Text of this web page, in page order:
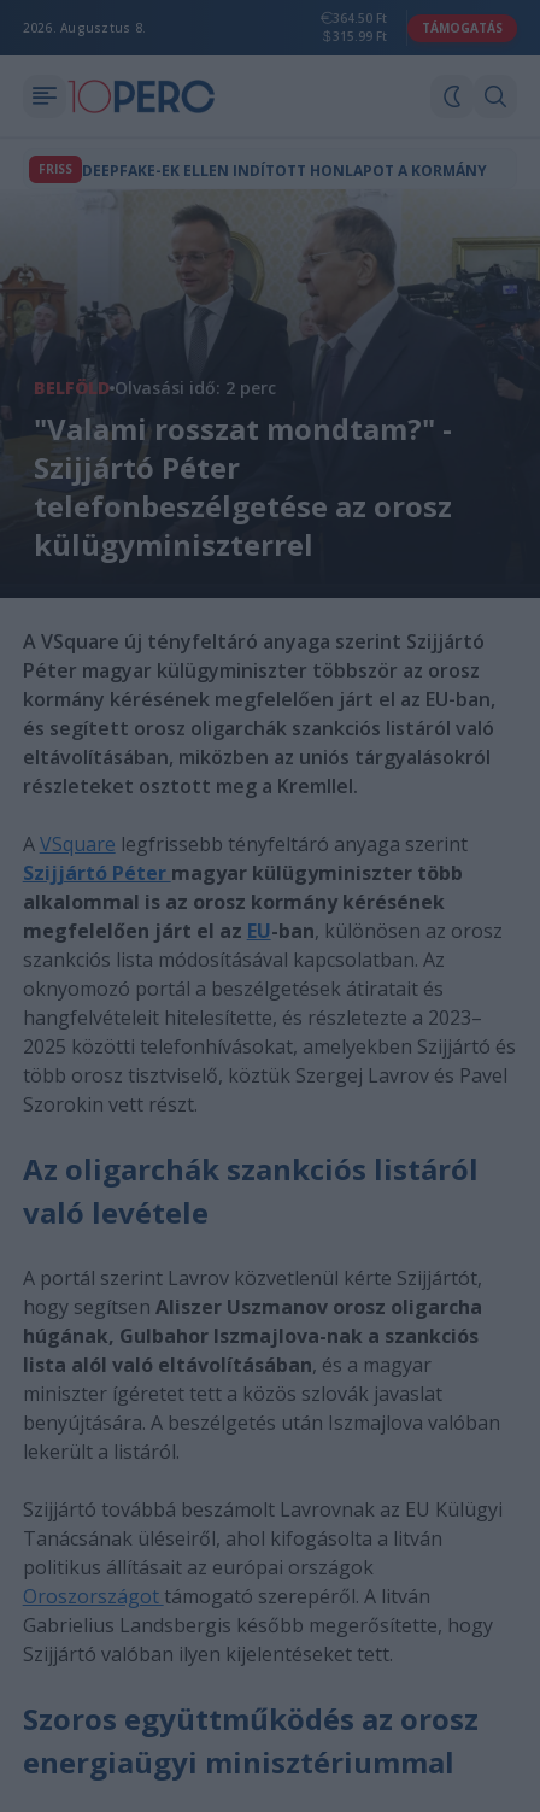
2026. Augusztus 8.
364.50 Ft
315.99 Ft
TÁMOGATÁS
FRISS DEEPFAKE-EK ELLEN INDÍTOTT HONLAPOT A KORMÁNY
BELFÖLD Olvasási idő: 2 perc
"Valami rosszat mondtam?" -
Szijjártó Péter
telefonbeszélgetése az orosz
külügyminiszterrel
A VSquare új tényfeltáró anyaga szerint Szijjártó
Péter magyar külügyminiszter többször az orosz
kormány kérésének megfelelően járt el az EU-ban,
és segített orosz oligarchák szankciós listáról való
eltávolításában, miközben az uniós tárgyalásokról
részleteket osztott meg a Kremllel.
AVSquare legfrissebb tényfeltáró anyaga szerint
Szijjártó Péter magyar külügyminiszter több
alkalommal is az orosz kormány kérésének
megfelelően járt el az EU-ban, különösen az orosz
szankciós lista módosításával kapcsolatban. Az
oknyomozó portál a beszélgetések átiratait és
hangfelvételeit hitelesítette, és részletezte a 2023–
2025 közötti telefonhívásokat, amelyekben Szijjártó és
több orosz tisztviselő, köztük Szergej Lavrov és Pavel
Szorokin vett részt.
Az oligarchák szankciós listáról
való levétele
A portál szerint Lavrov közvetlenül kérte Szijjártót,
hogy segítsen Aliszer Uszmanov orosz oligarcha
húgának, Gulbahor Iszmajlova-nak a szankciós
lista alól való eltávolításában, és a magyar
miniszter ígéretet tett a közös szlovák javaslat
benyújtására. A beszélgetés után Iszmajlova valóban
lekerült a listáról.
Szijjártó továbbá beszámolt Lavrovnak az EU Külügyi
Tanácsának üléseiről, ahol kifogásolta a litván
politikus állításait az európai országok
Oroszországot támogató szerepéről. A litván
Gabrielius Landsbergis később megerősítette, hogy
Szijjártó valóban ilyen kijelentéseket tett.
Szoros együttműködés az orosz
energiaügyi minisztériummal